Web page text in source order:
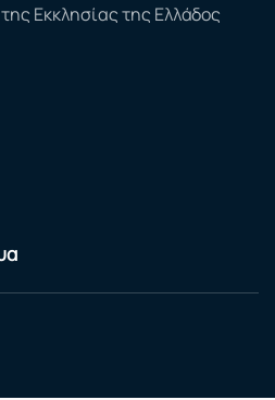
Εκκλησίας της Ελλάδος